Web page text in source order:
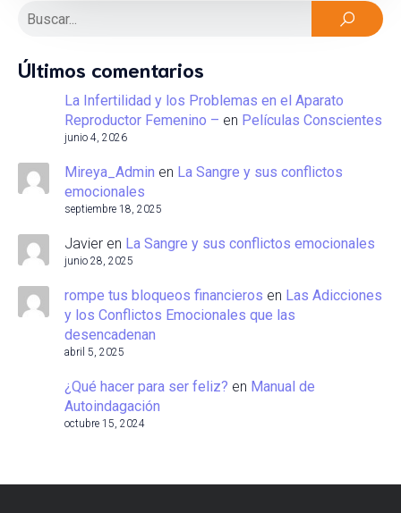
Últimos comentarios
La Infertilidad y los Problemas en el Aparato
Reproductor Femenino – en Películas Conscientes
junio 4, 2026
Mireya_Admin en La Sangre y sus conflictos
emocionales
septiembre 18, 2025
Javier en La Sangre y sus conflictos emocionales
junio 28, 2025
rompe tus bloqueos financieros en Las Adicciones
y los Conflictos Emocionales que las
desencadenan
abril 5, 2025
¿Qué hacer para ser feliz? en Manual de
Autoindagación
octubre 15, 2024